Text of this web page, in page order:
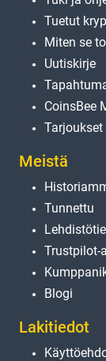
Tuetut
Miten se
Uutiskirje
CoinsBee
Tarjoukset
Meistä
Tunnettu
Trustpilot-
Blogi
Lakitiedot